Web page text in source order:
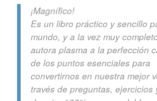
¡Magnífico!
Es un libro práctico y sencillo
mundo, y a la vez muy
autora plasma a la perfección
de los puntos esenciales para
convertirnos en nuestra mejor
través de preguntas, ejercicios